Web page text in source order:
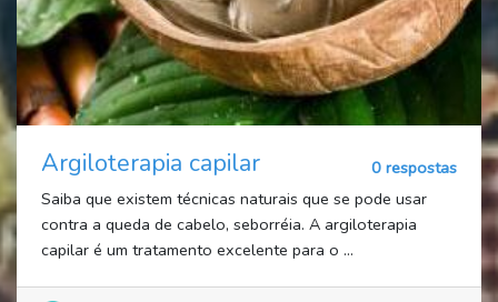
Argiloterapia capilar
0 respostas
Saiba que existem técnicas naturais que se pode usar
contra a queda de cabelo, seborréia. A argiloterapia
capilar é um tratamento excelente para o ...